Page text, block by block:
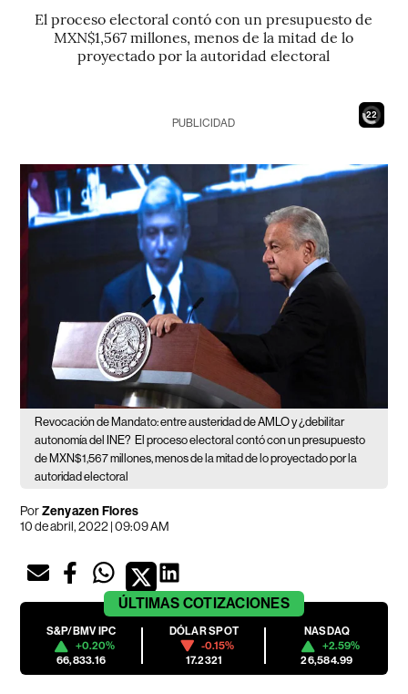
El proceso electoral contó con un presupuesto de
MXN$1,567 millones, menos de la mitad de lo
proyectado por la autoridad electoral
20
PUBLICIDAD
Revocación de Mandato: entre austeridad de AMLO y ¿debilitar
autonomía del INE? El proceso electoral contó con un presupuesto
de MXN$1,567 millones, menos de la mitad de lo proyectado por la
autoridad electoral
PorZenyazen Flores
10 de abril, 2022 | 09:09 AM
ÚLTIMAS COTIZACIONES
S&P/BMV IPC
+0.20%
66,833.16
DÓLAR SPOT
-0.15%
17.2321
NASDAQ
+2.59%
26,584.99